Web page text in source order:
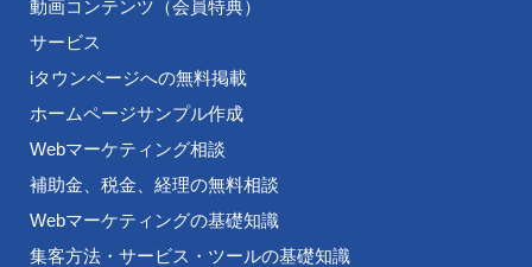
動画コンテンツ（会員特典）
サービス
iタウンページへの無料掲載
ホームページサンプル作成
Webマーケティング相談
補助金、税金、経理の無料相談
Webマーケティングの基礎知識
集客方法・サービス・ツールの基礎知識